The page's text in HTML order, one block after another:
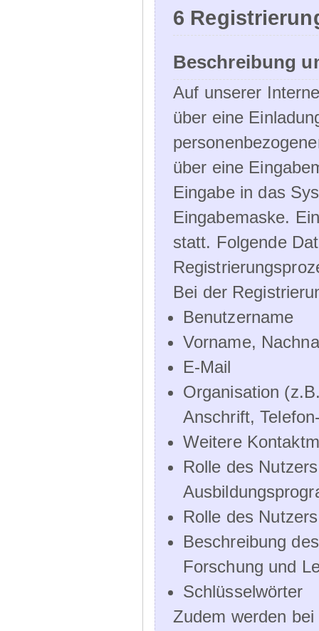
6
Beschreibung
Auf unserer
über eine
über eine
Eingabe in das
Eingabemaske.
statt. Folgende
Bei der
Benutzername
Vorname,
E-Mail
Organisation
Anschrift,
Weitere
Rolle des
Rolle des
Beschreibung
Forschung und
Schlüsselwörter
Zudem werden